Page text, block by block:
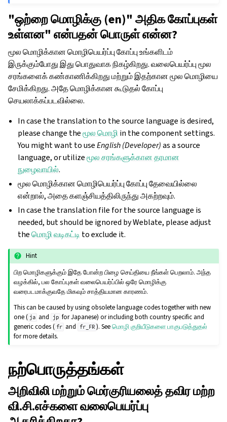
"ஒற்றை மொழிக்கு (en)" அதிக கோப்புகள்
உள்ளன" என்பதன் பொருள் என்ன?
மூல மொழிக்கான மொழிபெயர்ப்பு கோப்பு உங்களிடம்
இருக்கும்போது இது பொதுவாக நிகழ்கிறது. வலைபெயர்ப்பு மூல
சரங்களைக் கண்காணிக்கிறது மற்றும் இதற்கான மூல மொழியை
சேமிக்கிறது. அதே மொழிக்கான கூடுதல் கோப்பு
செயலாக்கப்படவில்லை.
In case the translation to the source language is desired,
please change theமூல மொழி in the component settings.
You might want to useEnglish (Developer)as a source
language, or utilizeமூல சரங்களுக்கான தரமான
நுழைவாயில்.
மூல மொழிக்கான மொழிபெயர்ப்பு கோப்பு தேவையில்லை
என்றால், அதை களஞ்சியத்திலிருந்து அகற்றவும்.
In case the translation file for the source language is
needed, but should be ignored by Weblate, please adjust
theமொழி வடிகட்டி to exclude it.
Hint
பிற மொழிகளுக்கும் இதே போன்ற பிழை செய்தியை நீங்கள் பெறலாம். அந்த
வழக்கில், பல கோப்புகள் வலைபெயர்ப்பில் ஒரே மொழிக்கு
வரைபடமாக்குவதே மிகவும் சாத்தியமான காரணம்.
This can be caused by using obsolete language codes together with new
one ( ja and jp for Japanese) or including both country specific and
generic codes ( fr and fr_FR ). Seeமொழி குறியீடுகளை பாகுபடுத்துதல்
for more details.
நற்பொருத்தங்கள்
அறிவிலி மற்றும் மெர்குரியலைத் தவிர மற்ற
வி.சி.எச்களை வலைபெயர்ப்பு